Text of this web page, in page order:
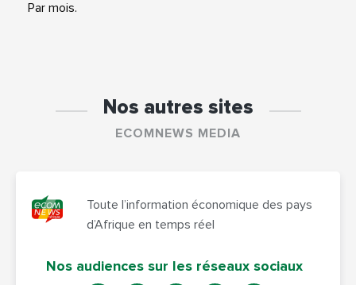
Par mois.
Nos autres sites
ECOMNEWS MEDIA
Toute l’information économique des pays
d’Afrique en temps réel
Nos audiences sur les réseaux sociaux